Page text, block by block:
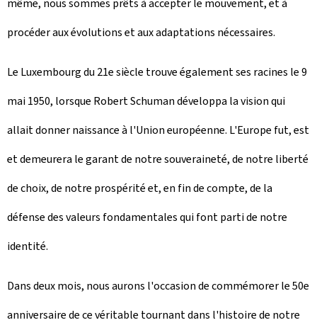
même, nous sommes prêts à accepter le mouvement, et à
procéder aux évolutions et aux adaptations nécessaires.
Le Luxembourg du 21e siècle trouve également ses racines le 9
mai 1950, lorsque Robert Schuman développa la vision qui
allait donner naissance à l'Union européenne. L'Europe fut, est
et demeurera le garant de notre souveraineté, de notre liberté
de choix, de notre prospérité et, en fin de compte, de la
défense des valeurs fondamentales qui font parti de notre
identité.
Dans deux mois, nous aurons l'occasion de commémorer le 50e
anniversaire de ce véritable tournant dans l'histoire de notre